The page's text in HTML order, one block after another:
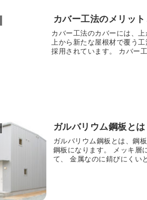
カバー工法のメリッ
カバー工法のカバーには、
上から新たな屋根材で覆う
採用されています。 カバー
ガルバリウム鋼板とは
ガルバリウム鋼板とは、鋼
鋼板になります。 メッキ層
て、 金属なのに錆びにくい